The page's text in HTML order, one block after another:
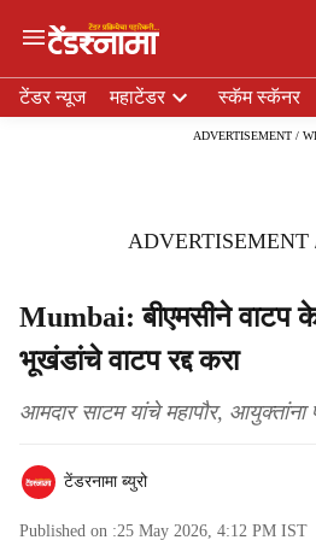
e
टेंडर न्यूज महाटेंडर स्कॅम स्कॅनर
ADVERTISEMENT /
ADVERTISEMENT
Mumbai: बीएमसीने वाटप
भूखंडांचे वाटप रद्द करा
आमदार साटम यांचे महापौर, आयुक्तांना
टेंडरनामा ब्युरो
Published on :25 May 2026, 4:12 PM IST